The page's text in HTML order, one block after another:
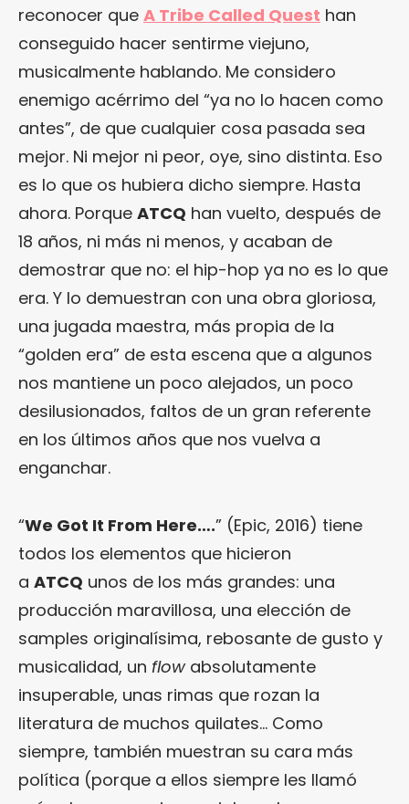
reconocer que A Tribe Called Quest han
conseguido hacer sentirme viejuno,
musicalmente hablando. Me considero
enemigo acérrimo del “ya no lo hacen como
antes”, de que cualquier cosa pasada sea
mejor. Ni mejor ni peor, oye, sino distinta. Eso
es lo que os hubiera dicho siempre. Hasta
ahora. Porque ATCQ han vuelto, después de
18 años, ni más ni menos, y acaban de
demostrar que no: el hip-hop ya no es lo que
era. Y lo demuestran con una obra gloriosa,
una jugada maestra, más propia de la
“golden era” de esta escena que a algunos
nos mantiene un poco alejados, un poco
desilusionados, faltos de un gran referente
en los últimos años que nos vuelva a
enganchar.
“We Got It From Here….” (Epic, 2016) tiene
todos los elementos que hicieron
a ATCQ unos de los más grandes: una
producción maravillosa, una elección de
samples originalísima, rebosante de gusto y
musicalidad, un flowabsolutamente
insuperable, unas rimas que rozan la
literatura de muchos quilates… Como
siempre, también muestran su cara más
política (porque a ellos siempre les llamó